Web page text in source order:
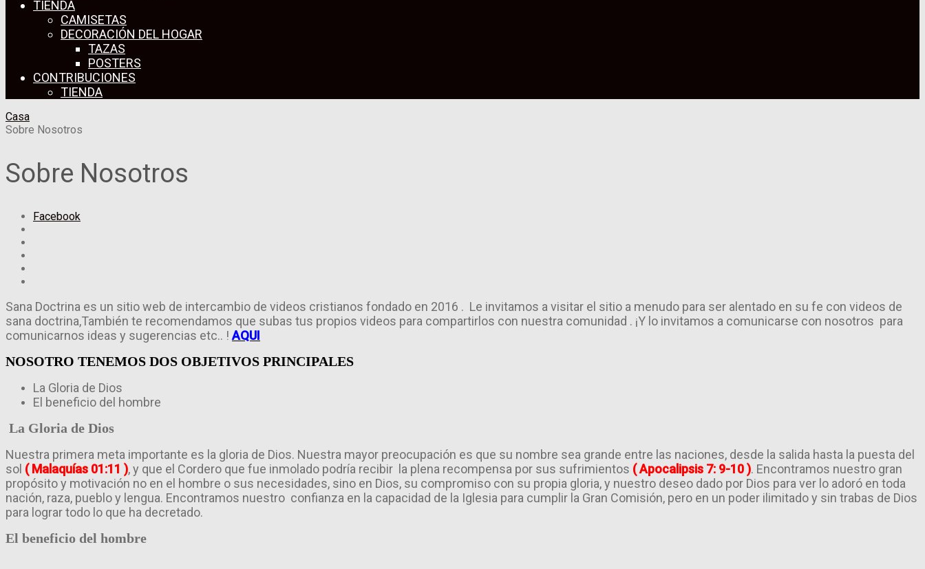
TIENDA
CAMISETAS
DECORACIÓN DEL HOGAR
TAZAS
POSTERS
CONTRIBUCIONES
TIENDA
Casa
Sobre Nosotros
Sobre Nosotros
Facebook
Sana Doctrina es un sitio web de intercambio de videos cristianos fondado en 2016 . Le invitamos a visitar el sitio a menudo para ser alentado en su fe con videos de
sana doctrina,También te recomendamos que subas tus propios videos para compartirlos con nuestra comunidad . ¡Y lo invitamos a comunicarse con nosotros para
comunicarnos ideas y sugerencias etc.. ! AQUI
NOSOTRO TENEMOS DOS OBJETIVOS PRINCIPALES
La Gloria de Dios
El beneficio del hombre
La Gloria de Dios
Nuestra primera meta importante es la gloria de Dios. Nuestra mayor preocupación es que su nombre sea grande entre las naciones, desde la salida hasta la puesta del
sol ( Malaquías 01:11 ), y que el Cordero que fue inmolado podría recibir la plena recompensa por sus sufrimientos ( Apocalipsis 7: 9-10 ). Encontramos nuestro gran
propósito y motivación no en el hombre o sus necesidades, sino en Dios, su compromiso con su propia gloria, y nuestro deseo dado por Dios para ver lo adoró en toda
nación, raza, pueblo y lengua. Encontramos nuestro confianza en la capacidad de la Iglesia para cumplir la Gran Comisión, pero en un poder ilimitado y sin trabas de Dios
para lograr todo lo que ha decretado.
El beneficio del hombre